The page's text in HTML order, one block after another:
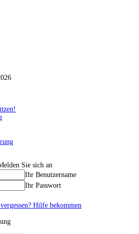
Sie sich an
Ihr Benutzername
Ihr Passwort
Hilfe bekommen